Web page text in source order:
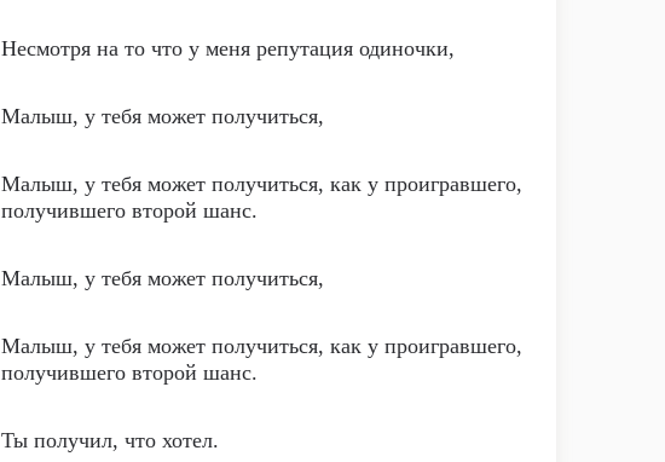
Несмотря на то что у меня репутация одиночки,
Малыш, у тебя может получиться,
Малыш, у тебя может получиться, как у проигравшего,
получившего второй шанс.
Малыш, у тебя может получиться,
Малыш, у тебя может получиться, как у проигравшего,
получившего второй шанс.
Ты получил, что хотел.